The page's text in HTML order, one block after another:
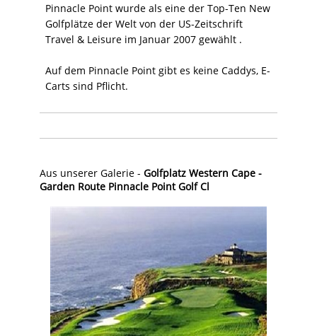
Pinnacle Point wurde als eine der Top-Ten New
Golfplätze der Welt von der US-Zeitschrift
Travel & Leisure im Januar 2007 gewählt .
Auf dem Pinnacle Point gibt es keine Caddys, E-
Carts sind Pflicht.
Aus unserer Galerie - Golfplatz Western Cape -
Garden Route Pinnacle Point Golf Cl